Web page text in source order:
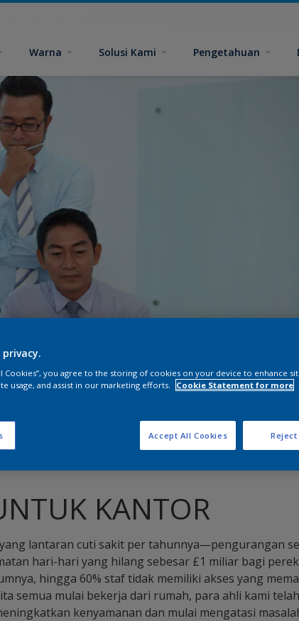
Warna Solusi Kami Pengetahuan
KANTOR
lantaran cuti sakit per tahunnya—pengurangan
hari-hari yang hilang sebesar £1 miliar bagi
hingga 60% staf tidak memiliki akses yang
semua mulai bekerja dari rumah, para ahli kami
kenyamanan dan mulai mengatasi
Cookies”, you agree to the storing of cookies on your device to enhance
usage, and assist in our marketing efforts.
Cookie Statement for more
Reject
Accept All Cookies